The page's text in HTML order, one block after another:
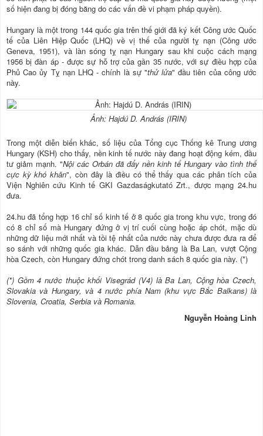
số hiện đang bị đóng băng do các vấn đề vi phạm pháp quyền).
Hungary là một trong 144 quốc gia trên thế giới đã ký kết Công ước Quốc
tế của Liên Hiệp Quốc (LHQ) về vị thế của người tỵ nạn (Công ước
Geneva, 1951), và làn sóng tỵ nạn Hungary sau khi cuộc cách mạng
1956 bị đàn áp - được sự hỗ trợ của gần 35 nước, với sự điều hợp của
Phủ Cao ủy Tỵ nạn LHQ - chính là sự "thử lửa" đầu tiên của công ước
này.
Ảnh: Hajdú D. András (IRIN)
Trong một diễn biến khác, số liệu của Tổng cục Thống kê Trung ương
Hungary (KSH) cho thấy, nền kinh tế nước này đang hoạt động kém, đầu
tư giảm mạnh. "Nội các Orbán đã đẩy nền kinh tế Hungary vào tình thế
cực kỳ khó khăn", còn đây là điều có thể thấy qua các phân tích của
Viện Nghiên cứu Kinh tế GKI Gazdaságkutató Zrt., được mạng 24.hu
đưa.
24.hu đã tổng hợp 16 chỉ số kinh tế ở 8 quốc gia trong khu vực, trong đó
có 8 chỉ số mà Hungary đứng ở vị trí cuối cùng hoặc áp chót, mặc dù
những dữ liệu mới nhất và tồi tệ nhất của nước này chưa được đưa ra để
so sánh với những quốc gia khác. Dẫn đầu bảng là Ba Lan, vượt Cộng
hòa Czech, còn Hungary đứng chót trong danh sách 8 quốc gia này. (*)
(*) Gồm 4 nước thuộc khối Visegrád (V4) là Ba Lan, Cộng hòa Czech,
Slovakia và Hungary, và 4 nước phía Nam (khu vực Bắc Balkans) là
Slovenia, Croatia, Serbia và Romania.
Nguyễn Hoàng Linh